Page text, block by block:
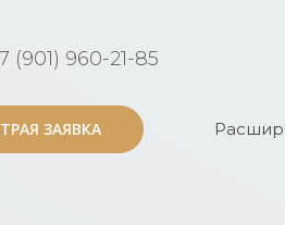
(901) 960-21-85
ЗАЯВКА
ЗАЯВКА